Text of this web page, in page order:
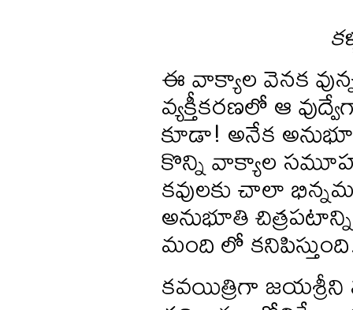
ఈ వాక్యాల వెనక
వ్యక్తీకరణలో ఆ
కూడా! అనేక
కొన్ని వాక్యాల
కవులకు చాలా
అనుభూతి
మంది లో
కవయిత్రిగా